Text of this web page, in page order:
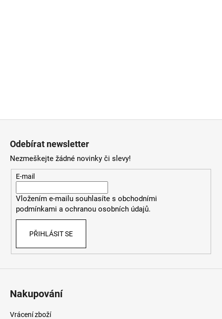
Odebírat newsletter
Nezmeškejte žádné novinky či slevy!
E-mail
Vložením e-mailu souhlasítes obchodními
podmínkami a ochranou osobních údajů.
PŘIHLÁSIT SE
Nakupování
Vrácení zboží